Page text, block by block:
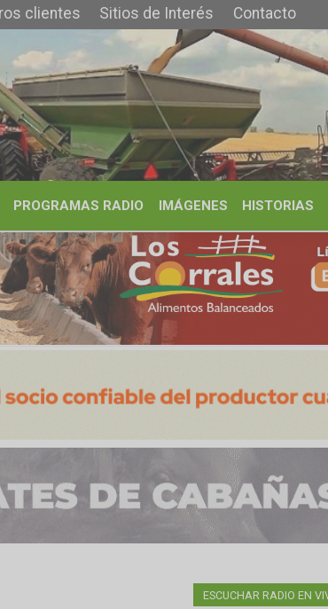
de Interés Contacto
IMÁGENES HISTORIAS OPINIÓN CONTACTO